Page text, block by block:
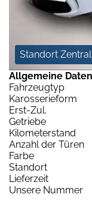
Standort
Allgemeine
Fahrzeugtyp
Karosserieform
Erst-Zul.
Getriebe
Kilometerstand
Anzahl der Türen
Farbe
Standort
Lieferzeit
Unsere Nummer